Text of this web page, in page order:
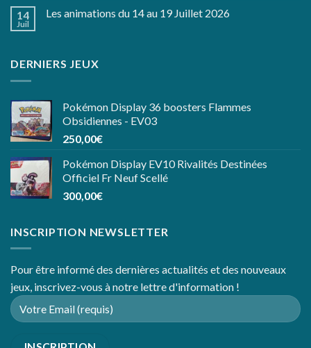
14
Juil
Les animations du 14 au 19 Juillet 2026
DERNIERS JEUX
Pokémon Display 36 boosters Flammes
Obsidiennes - EV03
250,00€
Pokémon Display EV10 Rivalités Destinées
Officiel Fr Neuf Scellé
300,00€
INSCRIPTION NEWSLETTER
Pour être informé des dernières actualités et des nouveaux
jeux, inscrivez-vous à notre lettre d'information !